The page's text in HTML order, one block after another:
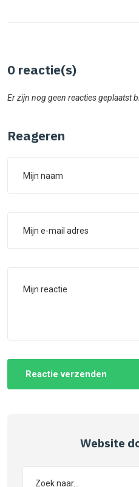
0 reactie(s)
Er zijn nog geen reacties geplaatst
Reageren
Reactie verzenden
Website